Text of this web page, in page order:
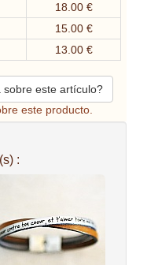
18.00 €
15.00 €
13.00 €
sobre este artículo?
este producto.
: